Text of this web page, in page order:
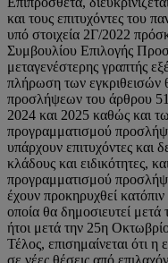
και τους επιτυχόντες του
υπό στοιχεία 2Γ/2022
Συμβουλίου Επιλογής
μεταγενέστερης γραπτής
πλήρωση των εγκριθεισών
προσλήψεων του άρθρου
2024 και 2025 καθώς και
προγραμματισμού
υπάρχουν επιτυχόντες και
κλάδους και ειδικότητες,
προγραμματισμού
έχουν προκηρυχθεί
οποία θα δημοσιευτεί
ήτοι μετά την 25η
Τέλος, επισημαίνεται ότι
σε νέες θέσεις από